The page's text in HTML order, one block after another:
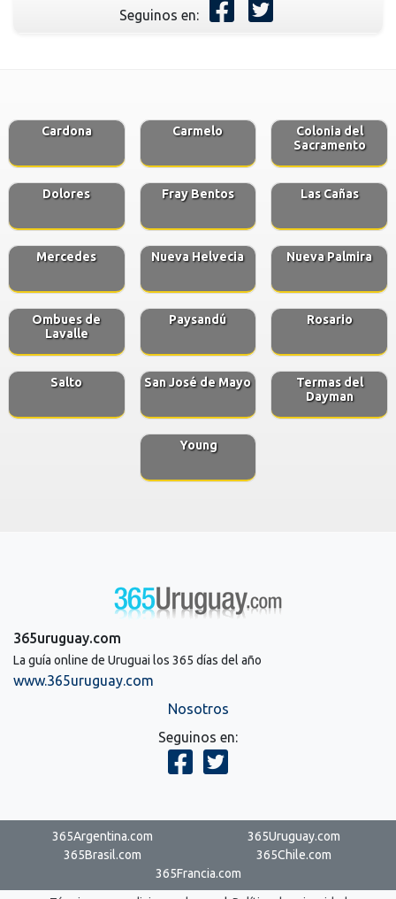
Seguinos en:
Cardona Carmelo
Colonia del
Sacramento
Dolores Fray Bentos Las Cañas
Mercedes Nueva Helvecia Nueva Palmira
Ombues de
Lavalle
Paysandú Rosario
Salto San José de Mayo
Termas del
Dayman
Young
365uruguay.com
La guía online de Uruguai los 365 días del año
www.365uruguay.com
Nosotros
Seguinos en:
365Argentina.com
365Uruguay.com
365Brasil.com
365Chile.com
365Francia.com